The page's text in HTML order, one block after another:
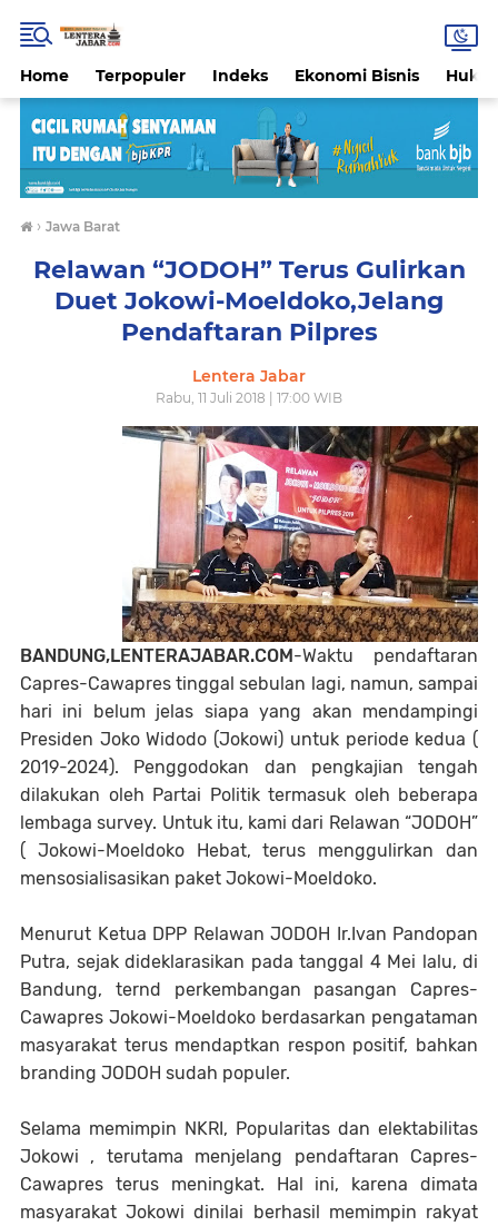
Home Terpopuler Indeks Ekonomi Bisnis
› Jawa Barat
Relawan “JODOH” Terus Gulirkan
Duet Jokowi-Moeldoko,Jelang
Pendaftaran Pilpres
Lentera Jabar
Rabu, 11 Juli 2018 | 17:00 WIB
BANDUNG,LENTERAJABAR.COM-Waktu pendaftaran
Capres-Cawapres tinggal sebulan lagi, namun, sampai
hari ini belum jelas siapa yang akan mendampingi
Presiden Joko Widodo (Jokowi) untuk periode kedua (
2019-2024). Penggodokan dan pengkajian tengah
dilakukan oleh Partai Politik termasuk oleh beberapa
lembaga survey. Untuk itu, kami dari Relawan “JODOH”
( Jokowi-Moeldoko Hebat, terus menggulirkan dan
mensosialisasikan paket Jokowi-Moeldoko.
Menurut Ketua DPP Relawan JODOH Ir.Ivan Pandopan
Putra, sejak dideklarasikan pada tanggal 4 Mei lalu, di
Bandung, ternd perkembangan pasangan Capres-
Cawapres Jokowi-Moeldoko berdasarkan pengataman
masyarakat terus mendaptkan respon positif, bahkan
branding JODOH sudah populer.
Selama memimpin NKRI, Popularitas dan elektabilitas
Jokowi , terutama menjelang pendaftaran Capres-
Cawapres terus meningkat. Hal ini, karena dimata
masyarakat Jokowi dinilai berhasil memimpin rakyat